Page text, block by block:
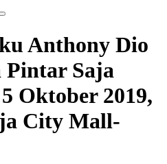
Anthony Dio
Saja
Oktober 2019,
City Mall-